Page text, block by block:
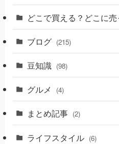
どこで買える？どこに売
ブログ (215)
豆知識 (98)
グルメ (4)
まとめ記事 (2)
ライフスタイル (6)